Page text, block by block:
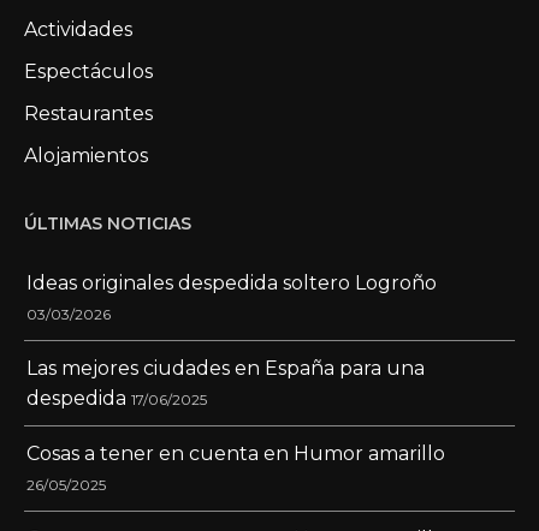
Actividades
Espectáculos
Restaurantes
Alojamientos
ÚLTIMAS NOTICIAS
Ideas originales despedida soltero Logroño
03/03/2026
Las mejores ciudades en España para una
despedida 17/06/2025
Cosas a tener en cuenta en Humor amarillo
26/05/2025